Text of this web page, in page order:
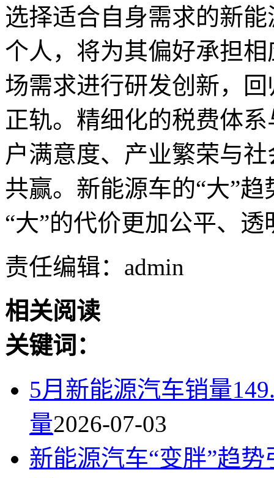
选择适合自身需求的新
个人，将为其偏好承担
场需求进行研发创新，
正轨。精细化的税费体
户满意度、产业繁荣与
共赢。新能源车的“大”
“大”的代价更加公平、
责任编辑：admin
相关阅读
关键词：
5月新能源汽车销量
量2026-07-03
新能源汽车“变胖”趋